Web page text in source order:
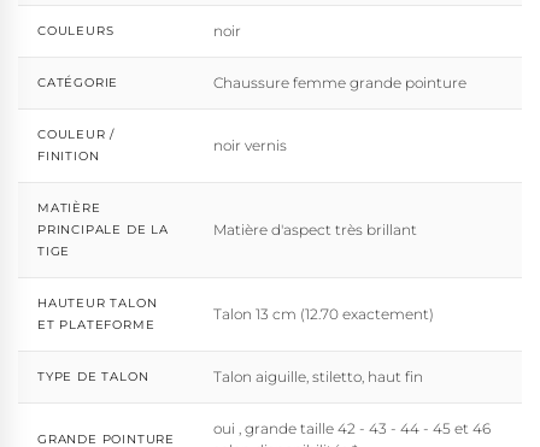
COULEURS noir
CATÉGORIE Chaussure femme grande pointure
COULEUR /
FINITION
noir vernis
MATIÈRE
PRINCIPALE DE LA
TIGE
Matière d'aspect très brillant
HAUTEUR TALON
ET PLATEFORME
Talon 13 cm (12.70 exactement)
TYPE DE TALON Talon aiguille, stiletto, haut fin
GRANDE POINTURE
oui , grande taille 42 - 43 - 44 - 45 et 46